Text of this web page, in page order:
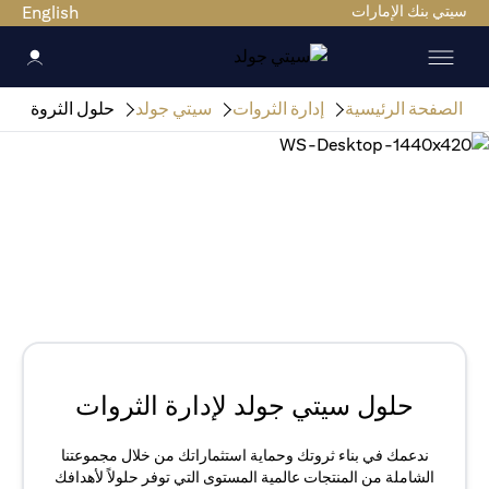
سيتي بنك الإمارات English
الصفحة الرئيسية إدارة الثروات سيتي جولد حلول الثروة
حلول سيتي جولد لإدارة الثروات
ندعمك في بناء ثروتك وحماية استثماراتك من خلال مجموعتنا
الشاملة من المنتجات عالمية المستوى التي توفر حلولاً لأهدافك